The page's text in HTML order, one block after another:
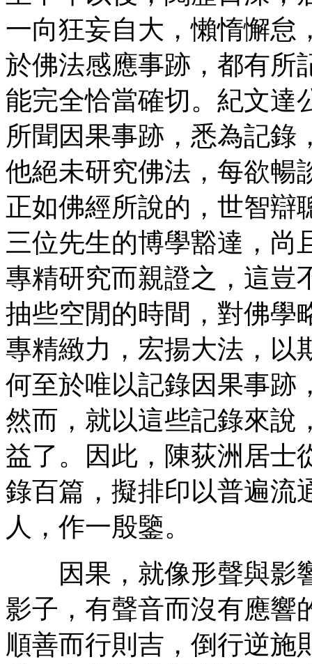
一向狂妄自大，懶惰懈怠
於佛法感應事跡，都有所
能完全恰當確切。紀文達
所聞因果事跡，悉為記錄
他絕未研究佛法，每欲暢
正如佛經所說的，世智辯
三位先生的博學豁達，尚
專精研究而親證之，這豈
抽些空閒的時間，對佛學
專精緻力，宏揚大法，以
何至於唯以記錄因果事跡
然而，就以這些記錄來說
益了。因此，陳荻洲居士
錄百篇，擬排印以普遍流
人，作一殷鑒。
因果，就像形聲與影
影子，有聲音而沒有應響
順善而行則吉，倒行逆施